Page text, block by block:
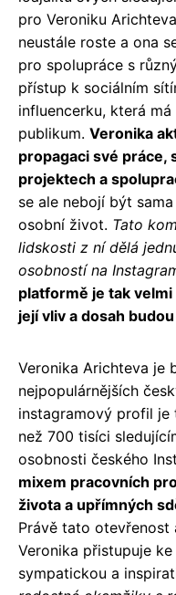
pro Veroniku
neustále roste a ona
pro spolupráce s
přístup k sociálním
influencerku, která
publikum. Veronika
propagaci své práce,
projektech a
se ale nebojí být
osobní život. Tato
lidskosti z ní dělá
osobností na
platformě je tak
její vliv a dosah
Veronika Arichteva je
nejpopulárnějších
instagramový profil je
než 700 tisíci
osobnosti českého
mixem pracovních
života a upřímných
Právě tato otevřenost
Veronika přistupuje
sympatickou a